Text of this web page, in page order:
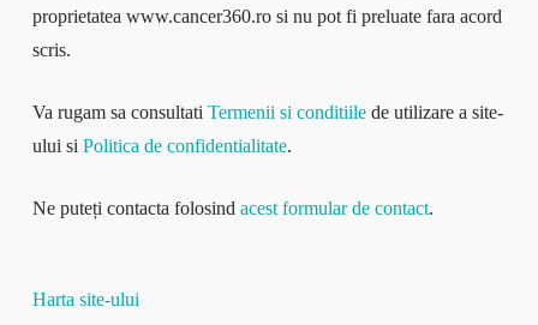
proprietatea www.cancer360.ro si nu pot fi preluate fara acord
scris.
Va rugam sa consultati Termenii si conditiilede utilizare a site-
ului si Politica de confidentialitate.
Ne puteți contacta folosind acest formular de contact.
Harta site-ului